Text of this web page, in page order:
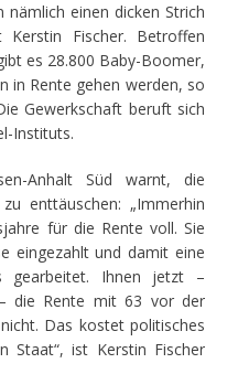
nämlich einen dicken Strich
Kerstin Fischer. Betroffen
es 28.800 Baby-Boomer,
in Rente gehen werden, so
Gewerkschaft beruft sich
Instituts.
Anhalt Süd warnt, die
enttäuschen: „Immerhin
für die Rente voll. Sie
eingezahlt und damit eine
gearbeitet. Ihnen jetzt –
die Rente mit 63 vor der
Das kostet politisches
Staat“, ist Kerstin Fischer